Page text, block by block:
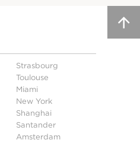
Strasbourg
Toulouse
Miami
New York
Shanghai
Santander
Amsterdam